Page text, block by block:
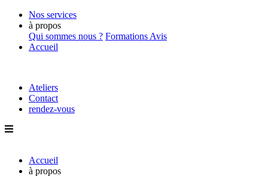
Nos services
à propos
Qui sommes nous ? Formations Avis
Accueil
Ateliers
Contact
rendez-vous
Accueil
à propos